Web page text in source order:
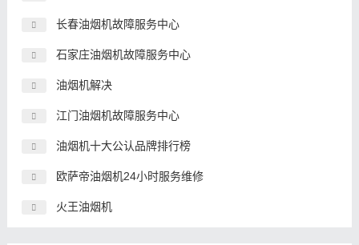
长春油烟机故障服务中心
石家庄油烟机故障服务中心
油烟机解决
江门油烟机故障服务中心
油烟机十大公认品牌排行榜
欧萨帝油烟机24小时服务维修
火王油烟机